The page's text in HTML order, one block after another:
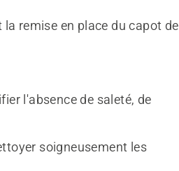
remise en place du capot de
l'absence de saleté, de
soigneusement les